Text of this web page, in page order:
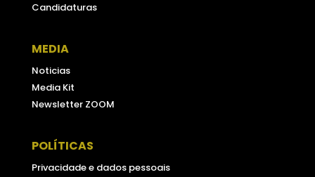
Candidaturas
MEDIA
Noticias
Media Kit
Newsletter ZOOM
POLÍTICAS
Privacidade e dados pessoais